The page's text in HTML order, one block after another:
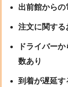
出前館からの
注文に関する
ドライバー
数あり
到着が遅延す